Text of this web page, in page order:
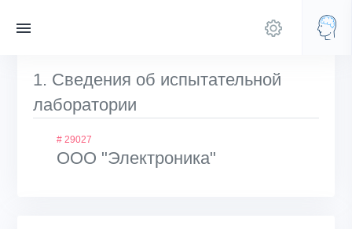
1. Сведения об испытательной
лаборатории
# 29027
ООО "Электроника"